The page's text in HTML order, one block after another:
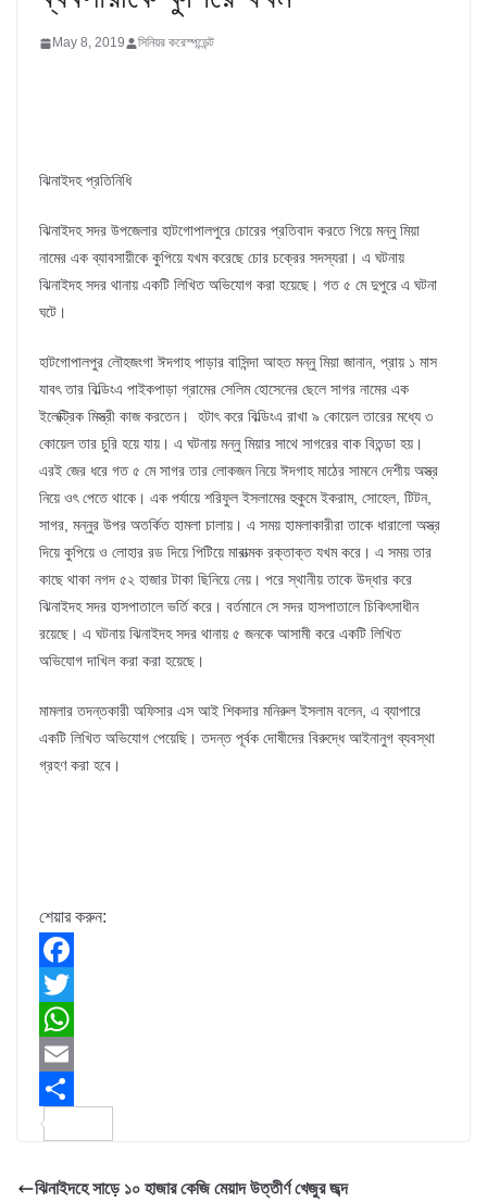
May 8, 2019 সিনিয়র করেস্পন্ডেন্ট
ঝিনাইদহ প্রতিনিধি
ঝিনাইদহ সদর উপজেলার হাটগোপালপুরে চোরের প্রতিবাদ করতে গিয়ে মন্নু মিয়া
নামের এক ব্যাবসায়ীকে কুপিয়ে যখম করেছে চোর চক্রের সদস্যরা। এ ঘটনায়
ঝিনাইদহ সদর থানায় একটি লিখিত অভিযোগ করা হয়েছে। গত ৫ মে দুপুরে এ ঘটনা
ঘটে।
হাটগোপালপুর লৌহজংগা ঈদগাহ পাড়ার বাসিন্দা আহত মন্নু মিয়া জানান, প্রায় ১ মাস
যাবৎ তার বিল্ডিংএ পাইকপাড়া গ্রামের সেলিম হোসেনের ছেলে সাগর নামের এক
ইলেক্ট্রিক মিস্ত্রী কাজ করতেন। হটাৎ করে বিল্ডিংএ রাখা ৯ কোয়েল তারের মধ্যে ৩
কোয়েল তার চুরি হয়ে যায়। এ ঘটনায় মন্নু মিয়ার সাথে সাগরের বাক বিতন্ডা হয়।
এরই জের ধরে গত ৫ মে সাগর তার লোকজন নিয়ে ঈদগাহ মাঠের সামনে দেশীয় অস্ত্র
নিয়ে ওৎ পেতে থাকে। এক পর্যায়ে শরিফুল ইসলামের হুকুমে ইকরাম, সোহেল, টিটন,
সাগর, মন্নুর উপর অতর্কিত হামলা চালায়। এ সময় হামলাকারীরা তাকে ধারালো অস্ত্র
দিয়ে কুপিয়ে ও লোহার রড দিয়ে পিটিয়ে মারাত্মক রক্তাক্ত যখম করে। এ সময় তার
কাছে থাকা নগদ ৫২ হাজার টাকা ছিনিয়ে নেয়। পরে স্থানীয় তাকে উদ্ধার করে
ঝিনাইদহ সদর হাসপাতালে ভর্তি করে। বর্তমানে সে সদর হাসপাতালে চিকিৎসাধীন
রয়েছে। এ ঘটনায় ঝিনাইদহ সদর থানায় ৫ জনকে আসামী করে একটি লিখিত
অভিযোগ দাখিল করা করা হয়েছে।
মামলার তদন্তকারী অফিসার এস আই শিকদার মনিরুল ইসলাম বলেন, এ ব্যাপারে
একটি লিখিত অভিযোগ পেয়েছি। তদন্ত পূর্বক দোষীদের বিরুদ্ধে আইনানুগ ব্যবস্থা
গ্রহণ করা হবে।
শেয়ার করুন:
F
a
c
e
b
o
T
w
t
e
W
h
a
s
E
m
i
a
ঝিনাইদহে সাড়ে ১০ হাজার কেজি মেয়াদ উত্তীর্ণ খেজুর জব্দ